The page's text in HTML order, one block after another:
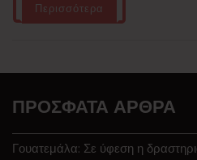
Περισσότερα
ΠΡΌΣΦΑΤΑ ΆΡΘΡΑ
Γουατεμάλα: Σε ύφεση η